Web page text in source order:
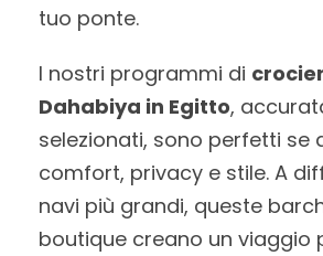
tuo ponte.
I nostri programmi di
Dahabiya in Egitto,
selezionati, sono perfetti se
comfort, privacy e stile. A
navi più grandi, queste
boutique creano un viaggio